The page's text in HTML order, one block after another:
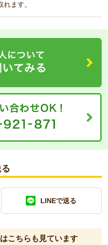
ます。
LINEで送る
こちらも見ています